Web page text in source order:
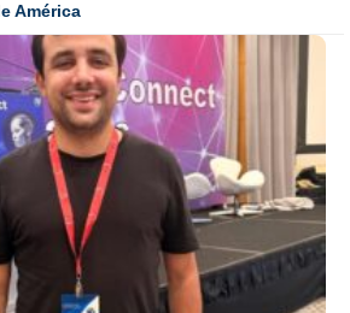
América